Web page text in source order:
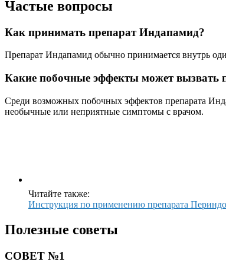
Частые вопросы
Как принимать препарат Индапамид?
Препарат Индапамид обычно принимается внутрь
Какие побочные эффекты может вызвать
Среди возможных побочных эффектов препарата
необычные или неприятные симптомы с врачом.
Читайте также:
Инструкция по применению препарата
Полезные советы
СОВЕТ №1